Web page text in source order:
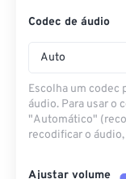
Codec de áudio
Auto
Escolha um codec
áudio. Para usar o
"Automático"
recodificar o
Ajustar volume